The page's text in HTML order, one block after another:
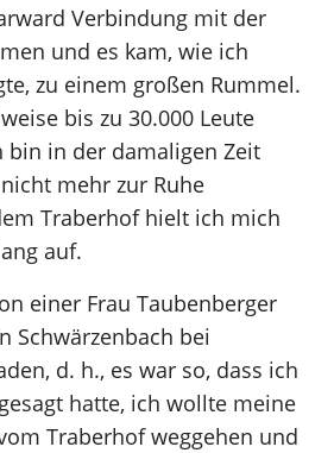
Verbindung mit der
und es kam, wie ich
zu einem großen Rummel.
bis zu 30.000 Leute
bin in der damaligen Zeit
mehr zur Ruhe
Traberhof hielt ich mich
auf.
einer Frau Taubenberger
Schwärzenbach bei
d. h., es war so, dass ich
hatte, ich wollte meine
Traberhof weggehen und